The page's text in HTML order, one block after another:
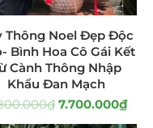
(289)
Thông Noel Đẹp Độc
Bình Hoa Cô Gái Kết
Cành Thông Nhập
Khẩu Đan Mạch
₫ 7.700.000₫